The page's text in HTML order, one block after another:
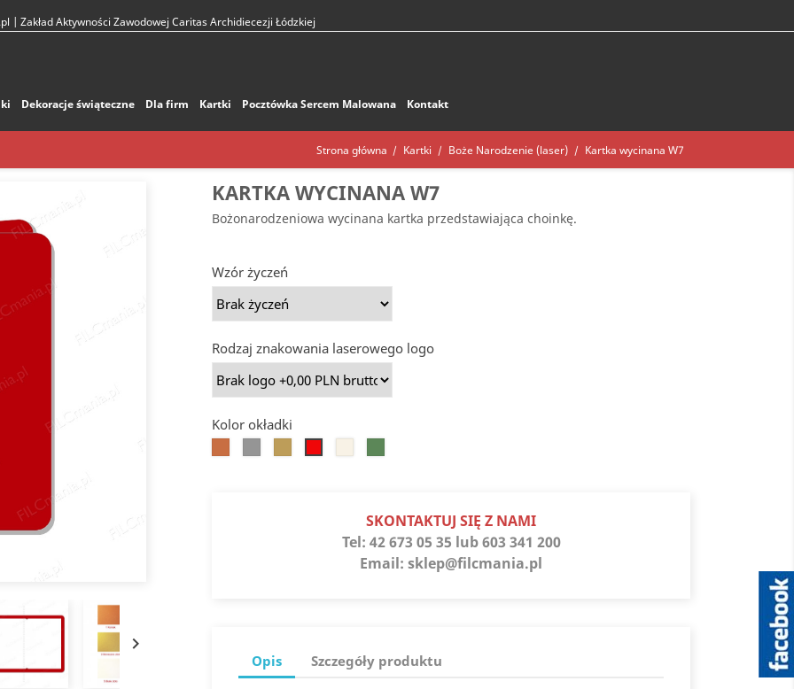
| Zakład Aktywności Zawodowej Caritas Archidiecezji Łódzkiej
Dekoracje świąteczne Dla firm Kartki Pocztówka Sercem Malowana Kontakt
Strona główna Kartki Boże Narodzenie (laser) Kartka wycinana W7

KARTKA WYCINANA W7
Bożonarodzeniowa wycinana kartka przedstawiająca choinkę.
Wzór życzeń
Rodzaj znakowania laserowego logo
Kolor okładki
SKONTAKTUJ SIĘ Z NAMI
Tel: 42 673 05 35 lub 603 341 200
Email: sklep@filcmania.pl
Opis Szczegóły produktu